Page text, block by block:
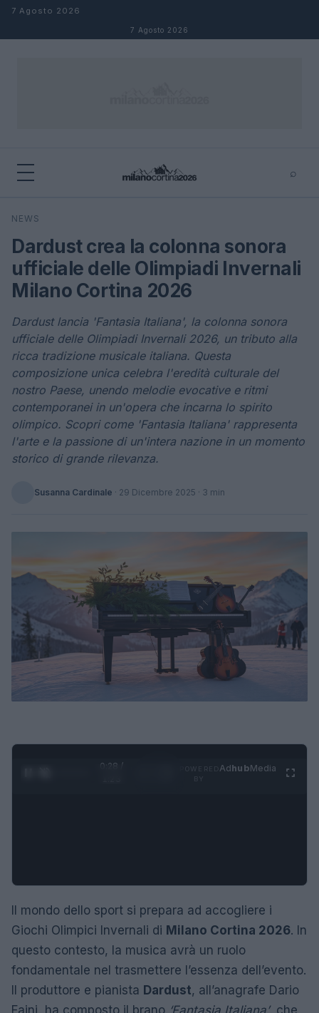
Salta al contenuto
7 Agosto 2026
7 Agosto 2026
⌕
Cerca
NEWS
Dardust crea la colonna sonora
ufficiale delle Olimpiadi Invernali
Milano Cortina 2026
Dardust lancia 'Fantasia Italiana', la colonna sonora
ufficiale delle Olimpiadi Invernali 2026, un tributo alla
ricca tradizione musicale italiana. Questa
composizione unica celebra l'eredità culturale del
nostro Paese, unendo melodie evocative e ritmi
contemporanei in un'opera che incarna lo spirito
olimpico. Scopri come 'Fantasia Italiana' rappresenta
l'arte e la passione di un'intera nazione in un momento
storico di grande rilevanza.
Susanna Cardinale · 29 Dicembre 2025 · 3 min
0:29 /
AdhubMedia
Il mondo dello sport si prepara ad accogliere i
Giochi Olimpici Invernali di Milano Cortina 2026. In
questo contesto, la musica avrà un ruolo
fondamentale nel trasmettere l’essenza dell’evento.
Il produttore e pianista Dardust, all’anagrafe Dario
Faini, ha composto il brano ‘Fantasia Italiana’, che